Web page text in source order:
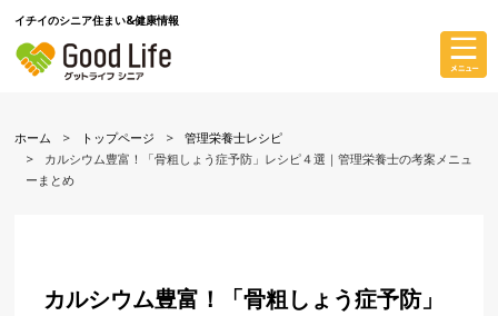
イチイのシニア住まい&健康情報
ホーム トップページ
管理栄養士レシピ
カルシウム豊富！「骨粗しょう症予防」レシピ４選｜管理栄養士の考案メニュ
ーまとめ
カルシウム豊富！「骨粗しょう症予防」